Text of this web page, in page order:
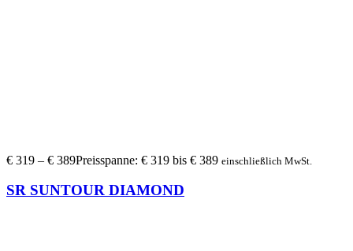
€ 319 – € 389Preisspanne: € 319 bis € 389 einschließlich MwSt.
SR SUNTOUR DIAMOND